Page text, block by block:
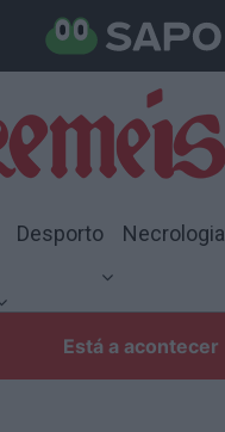
Desporto Necrologia
Está a acontecer